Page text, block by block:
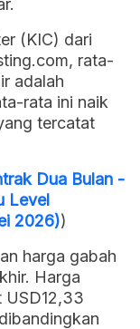
(KIC) dari
rata-
adalah
rata ini naik
tercatat
Dua Bulan -
Level
2026))
harga gabah
Harga
USD12,33